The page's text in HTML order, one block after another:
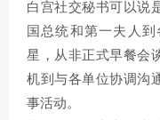
白宫社交秘书可以说
国总统和第一夫人
星，从非正式早餐会
机到与各单位协调沟
事活动。